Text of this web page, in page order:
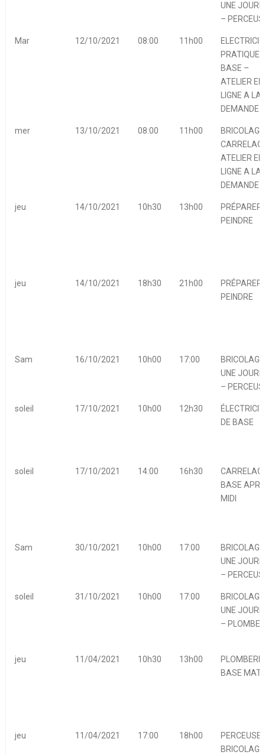
UNE
–
Mar 12/10/2021 08:00 11h00
PRATIQUE
BASE –
ATELIER EN
LIGNE A LA
DEMANDE
mer 13/10/2021 08:00 11h00
BRICOLAGE
ATELIER EN
LIGNE A LA
DEMANDE
jeu 14/10/2021 10h30 13h00
PRÉPARER
PEINDRE
jeu 14/10/2021 18h30 21h00
PRÉPARER
PEINDRE
Sam 16/10/2021 10h00 17:00
UNE
–
soleil 17/10/2021 10h00 12h30
DE BASE
soleil 17/10/2021 14:00 16h30
BASE
MIDI
Sam 30/10/2021 10h00 17:00
UNE
–
soleil 31/10/2021 10h00 17:00
UNE
–
jeu 11/04/2021 10h30 13h00
BASE
jeu 11/04/2021 17:00 18h00